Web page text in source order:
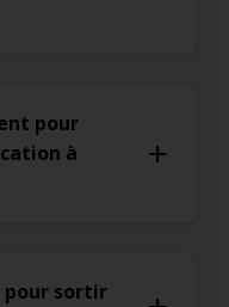
pour
à
pour sortir